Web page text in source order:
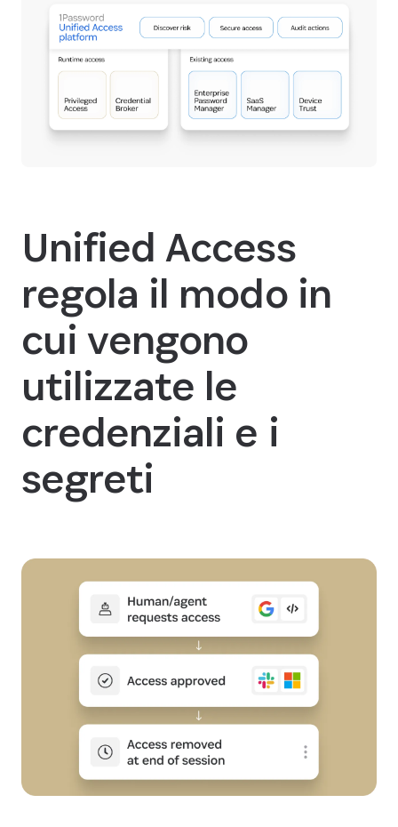
Unified Access
regola il modo in
cui vengono
utilizzate le
credenziali e i
segreti